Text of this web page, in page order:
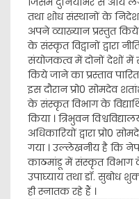
तथा शोध संस्थानों के
अपने व्याख्यान प्रस्तुत
के संस्कृत विद्वानों द्वारा
संयोजकत्व में दोनों देशों में
किये जाने का प्रस्ताव
इस दौरान प्रो0 सोमदेव
के संस्कृत विभाग के
किया । त्रिभुवन
अधिकारियों द्वारा प्रो0
गया । उल्लेखनीय है कि
काठमांडू में संस्कृत विभाग के
उपाघ्याय तथा डॉ. सुबोध
ही स्नातक रहे हैं ।